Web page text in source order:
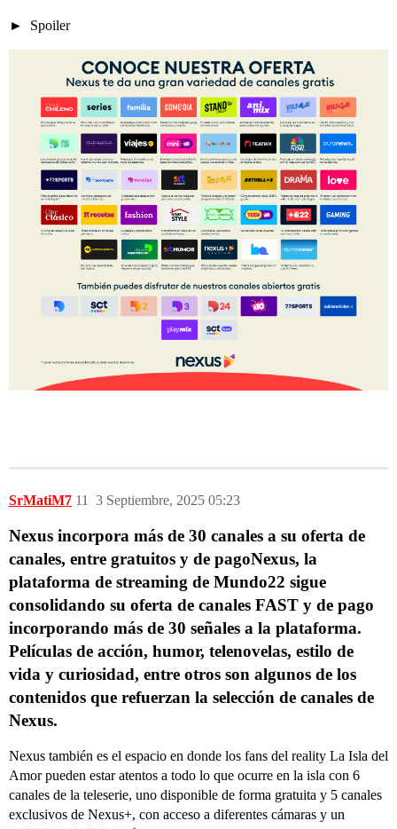
Spoiler
SrMatiM7 3 Septiembre, 2025 05:23
11
Nexus incorpora más de 30 canales a su oferta de
canales, entre gratuitos y de pagoNexus, la
plataforma de streaming de Mundo22 sigue
consolidando su oferta de canales FAST y de pago
incorporando más de 30 señales a la plataforma.
Películas de acción, humor, telenovelas, estilo de
vida y curiosidad, entre otros son algunos de los
contenidos que refuerzan la selección de canales de
Nexus.
Nexus también es el espacio en donde los fans del reality La Isla del
Amor pueden estar atentos a todo lo que ocurre en la isla con 6
canales de la teleserie, uno disponible de forma gratuita y 5 canales
exclusivos de Nexus+, con acceso a diferentes cámaras y un